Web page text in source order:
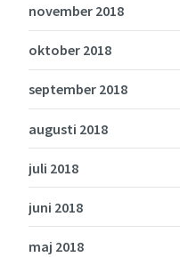
november 2018
oktober 2018
september 2018
augusti 2018
juli 2018
juni 2018
maj 2018